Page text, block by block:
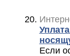
Если